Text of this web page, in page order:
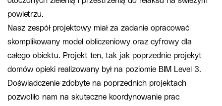
powietrzu.
Nasz zespół projektowy miał za zadanie opracować
skomplikowany model obliczeniowy oraz cyfrowy dla
całego obiektu. Projekt ten, tak jak poprzednie projekyt
domów opieki realizowany był na poziomie BIM Level 3.
Doświadczenie zdobyte na poprzednich projektach
pozwoliło nam na skuteczne koordynowanie prac